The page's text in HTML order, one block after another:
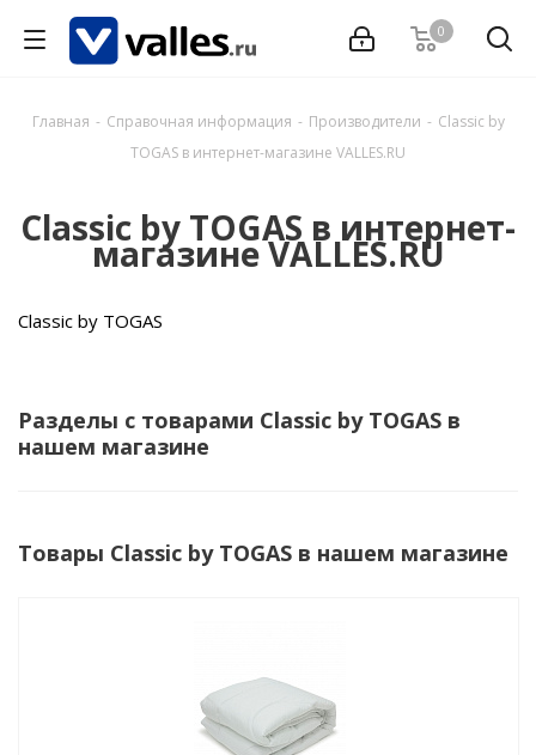
0
Главная - Справочная информация - Производители - Classic by
TOGAS в интернет-магазине VALLES.RU
Classic by TOGAS в интернет-
магазине VALLES.RU
Classic by TOGAS
Разделы с товарами Classic by TOGAS в
нашем магазине
Товары Classic by TOGAS в нашем магазине